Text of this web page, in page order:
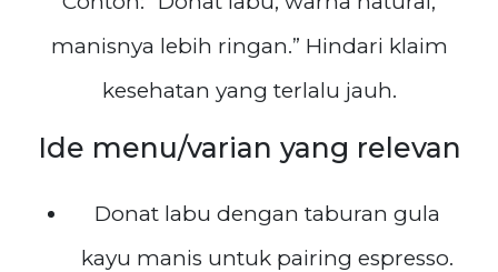
manisnya lebih ringan.” Hindari klaim
kesehatan yang terlalu jauh.
Ide menu/varian yang relevan
Donat labu dengan taburan gula
kayu manis untuk pairing espresso.